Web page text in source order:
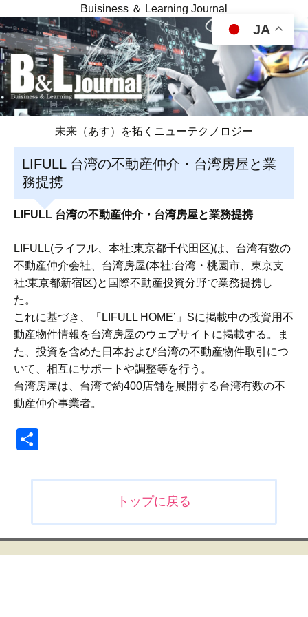
Buisiness ＆ Learning Journal
未来（あす）を拓くニューテクノロジー
LIFULL 台湾の不動産仲介・台湾房屋と業
務提携
LIFULL 台湾の不動産仲介・台湾房屋と業務提携
LIFULL(ライフル、本社:東京都千代田区)は、台湾有数の
不動産仲介会社、台湾房屋(本社:台湾・桃園市、東京支
社:東京都新宿区)と国際不動産投資分野で業務提携し
た。
これに基づき、「LIFULL HOME’」Sに掲載中の投資用不
動産物件情報を台湾房屋のウェブサイトに掲載する。ま
た、投資を含めた日本および台湾の不動産物件取引につ
いて、相互にサポートや調整等を行う。
台湾房屋は、台湾で約400店舗を展開する台湾有数の不
動産仲介事業者。
ビ
ゲ
トップに戻る
JA